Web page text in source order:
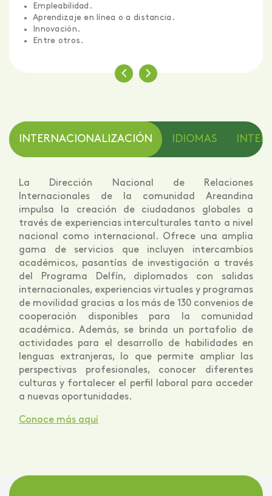
Empleabilidad.
Aprendizaje en línea o a distancia.
Innovación.
Entre otros.
INTERNACIONALIZACIÓN IDIOMAS
La Dirección Nacional de Relaciones
Internacionales de la comunidad Areandina
impulsa la creación de ciudadanos globales a
través de experiencias interculturales tanto a nivel
nacional como internacional. Ofrece una amplia
gama de servicios que incluyen intercambios
académicos, pasantías de investigación a través
del Programa Delfín, diplomados con salidas
internacionales, experiencias virtuales y programas
de movilidad gracias a los más de 130 convenios de
cooperación disponibles para la comunidad
académica. Además, se brinda un portafolio de
actividades para el desarrollo de habilidades en
lenguas extranjeras, lo que permite ampliar las
perspectivas profesionales, conocer diferentes
culturas y fortalecer el perfil laboral para acceder
a nuevas oportunidades.
Conoce más aquí